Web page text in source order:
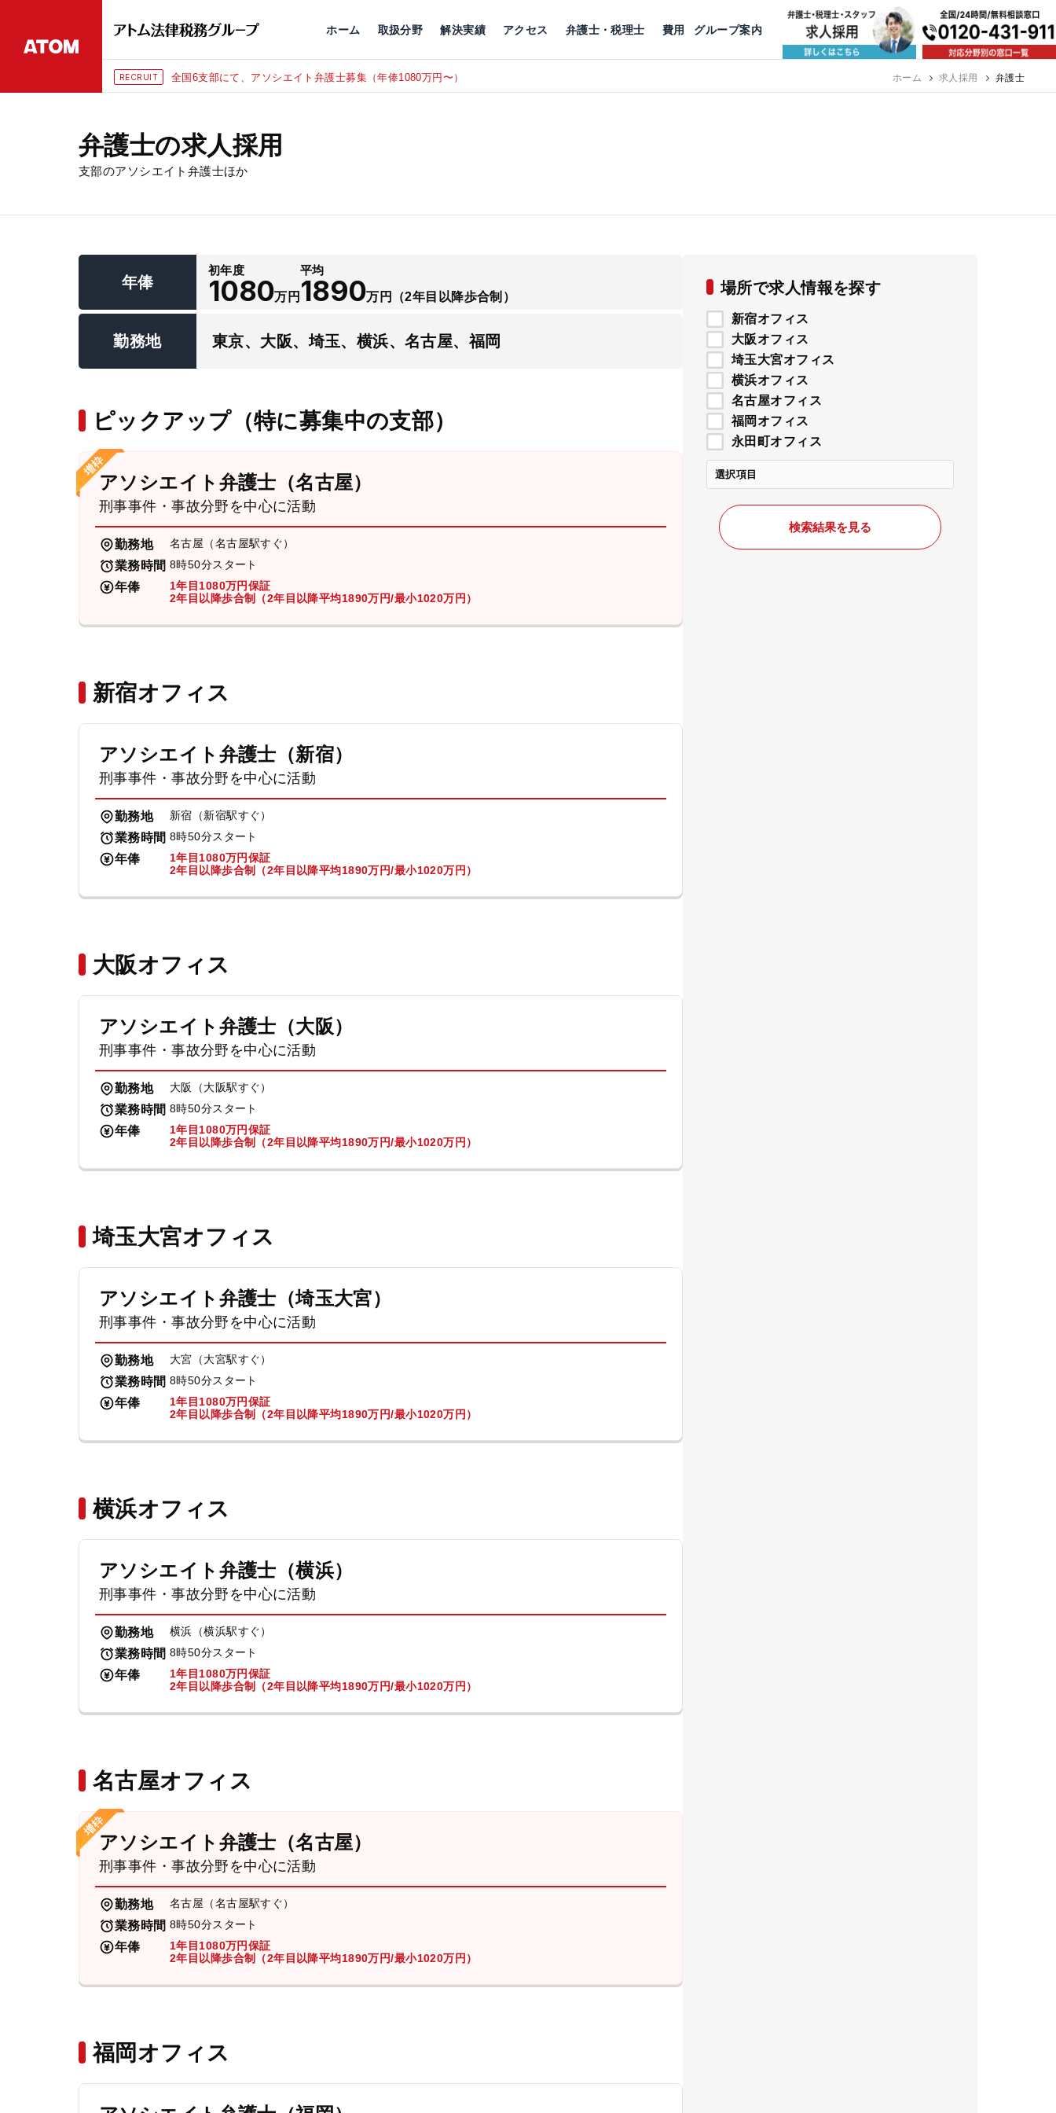
ホーム 取扱分野
公益活動
解決実績 アクセス
京都 神戸 福岡
弁護士・税理士 費用 グループ案内
RECRUIT 全国6支部にて、アソシエイト弁護士募集（年俸1080万円〜）
弁護士の求人採用
支部のアソシエイト弁護士ほか
場所で求人情報を探す
新宿オフィス
大阪オフィス
埼玉大宮オフィス
横浜オフィス
名古屋オフィス
福岡オフィス
永田町オフィス
選択項目
検索結果を見る
年俸
初年度
1080万円
平均
1890万円 （2年目以降歩合制）
勤務地 東京、大阪、埼玉、横浜、名古屋、福岡
ピックアップ（特に募集中の支部）
アソシエイト弁護士（名古屋）
刑事事件・事故分野を中心に活動
勤務地 名古屋（名古屋駅すぐ）
業務時間 8時50分スタート
年俸
1年目1080万円保証
2年目以降歩合制（2年目以降平均1890万円/最小1020万円）
新宿オフィス
アソシエイト弁護士（新宿）
刑事事件・事故分野を中心に活動
勤務地 新宿（新宿駅すぐ）
業務時間 8時50分スタート
年俸
1年目1080万円保証
2年目以降歩合制（2年目以降平均1890万円/最小1020万円）
大阪オフィス
アソシエイト弁護士（大阪）
刑事事件・事故分野を中心に活動
勤務地 大阪（大阪駅すぐ）
業務時間 8時50分スタート
年俸
1年目1080万円保証
2年目以降歩合制（2年目以降平均1890万円/最小1020万円）
埼玉大宮オフィス
アソシエイト弁護士（埼玉大宮）
刑事事件・事故分野を中心に活動
勤務地 大宮（大宮駅すぐ）
業務時間 8時50分スタート
年俸
1年目1080万円保証
2年目以降歩合制（2年目以降平均1890万円/最小1020万円）
横浜オフィス
アソシエイト弁護士（横浜）
刑事事件・事故分野を中心に活動
勤務地 横浜（横浜駅すぐ）
業務時間 8時50分スタート
年俸
1年目1080万円保証
2年目以降歩合制（2年目以降平均1890万円/最小1020万円）
名古屋オフィス
アソシエイト弁護士（名古屋）
刑事事件・事故分野を中心に活動
勤務地 名古屋（名古屋駅すぐ）
業務時間 8時50分スタート
年俸
1年目1080万円保証
2年目以降歩合制（2年目以降平均1890万円/最小1020万円）
福岡オフィス
ホーム 求人採用 弁護士